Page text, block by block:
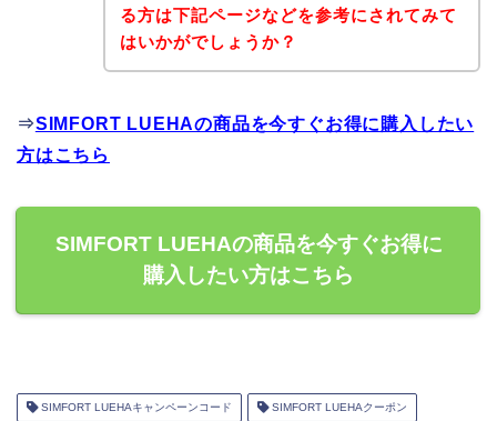
る方は下記ページなどを参考にされてみて
はいかがでしょうか？
⇒SIMFORT LUEHAの商品を今すぐお得に購入したい
方はこちら
SIMFORT LUEHAの商品を今すぐお得に
購入したい方はこちら
SIMFORT LUEHAキャンペーンコード SIMFORT LUEHAクーポン